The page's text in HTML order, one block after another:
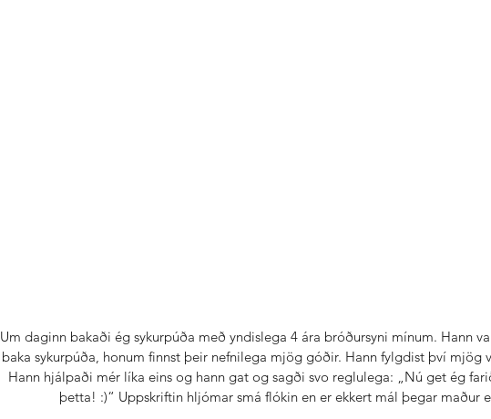
Um daginn bakaði ég sykurpúða með yndislega 4 ára bróðursyni mínum. Hann
baka sykurpúða, honum finnst þeir nefnilega mjög góðir. Hann fylgdist því mjög
Hann hjálpaði mér líka eins og hann gat og sagði svo reglulega: „Nú get ég
þetta! :)“ Uppskriftin hljómar smá flókin en er ekkert mál þegar maður